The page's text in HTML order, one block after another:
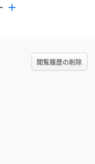
閲覧履歴の削除